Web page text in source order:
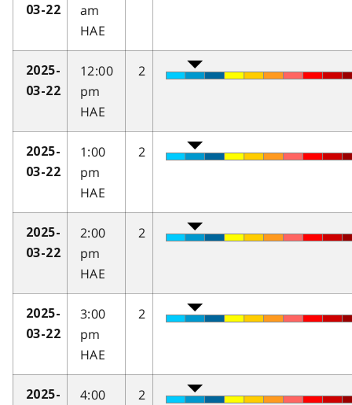
03-22
am
HAE
2025-
03-22
12:00
pm
HAE
2
2025-
03-22
1:00
pm
HAE
2
2025-
03-22
2:00
pm
HAE
2
2025-
03-22
3:00
pm
HAE
2
2025-
4:00
2